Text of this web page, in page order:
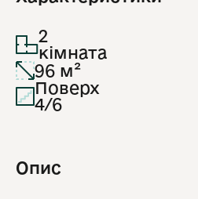
2
кімната
96 м²
Поверх
4/6
Опис